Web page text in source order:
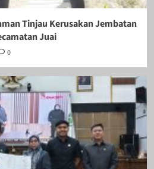
Tinjau Kerusakan Jembatan
Juai
0